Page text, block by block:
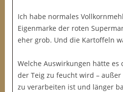
Ich habe normales
Eigenmarke der roten
eher grob. Und die Kartoffeln
Welche Auswirkungen hätte es
der Teig zu feucht wird –
zu verarbeiten ist und länger